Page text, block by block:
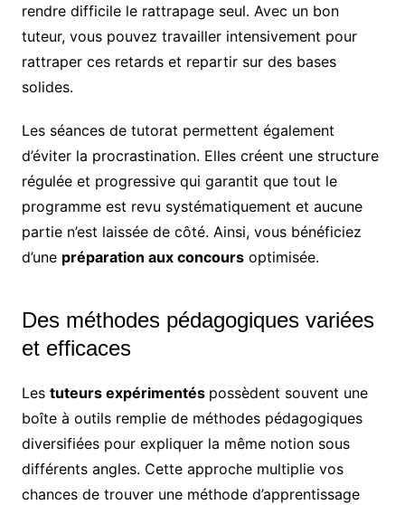
rendre difficile le rattrapage seul. Avec un bon
tuteur, vous pouvez travailler intensivement pour
rattraper ces retards et repartir sur des bases
solides.
Les séances de tutorat permettent également
d’éviter la procrastination. Elles créent une structure
régulée et progressive qui garantit que tout le
programme est revu systématiquement et aucune
partie n’est laissée de côté. Ainsi, vous bénéficiez
d’une préparation aux concoursoptimisée.
Des méthodes pédagogiques variées
et efficaces
Les tuteurs expérimentés possèdent souvent une
boîte à outils remplie de méthodes pédagogiques
diversifiées pour expliquer la même notion sous
différents angles. Cette approche multiplie vos
chances de trouver une méthode d’apprentissage